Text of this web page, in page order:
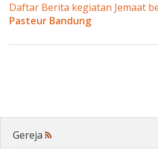
Klasis dan Jemaat
Penerbitan
Daftar Berita kegiatan Jemaat
Pasteur Bandung
Gereja